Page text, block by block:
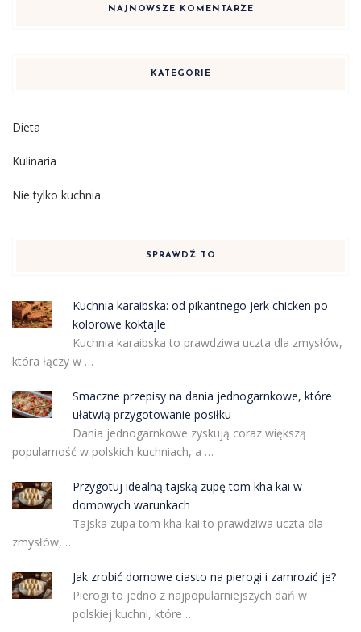
NAJNOWSZE KOMENTARZE
KATEGORIE
Dieta
Kulinaria
Nie tylko kuchnia
SPRAWDŹ TO
Kuchnia karaibska: od pikantnego jerk chicken po
kolorowe koktajle
Kuchnia karaibska to prawdziwa uczta dla zmysłów,
która łączy w …
Smaczne przepisy na dania jednogarnkowe, które
ułatwią przygotowanie posiłku
Dania jednogarnkowe zyskują coraz większą
popularność w polskich kuchniach, a …
Przygotuj idealną tajską zupę tom kha kai w
domowych warunkach
Tajska zupa tom kha kai to prawdziwa uczta dla
zmysłów, …
Jak zrobić domowe ciasto na pierogi i zamrozić je?
Pierogi to jedno z najpopularniejszych dań w
polskiej kuchni, które …